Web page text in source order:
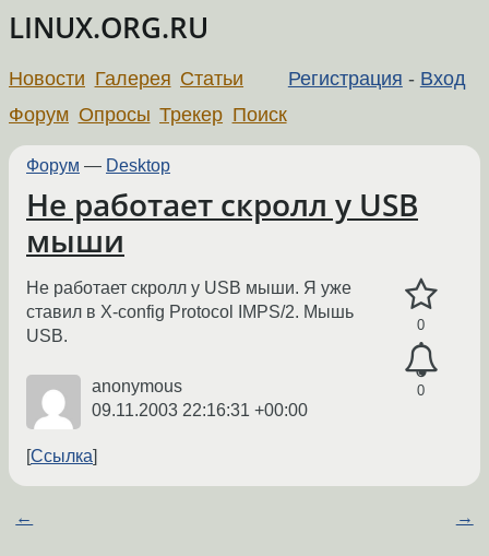
LINUX.ORG.RU
Регистрация - Вход
Новости Галерея Статьи
Форум Опросы Трекер Поиск
Форум — Desktop
Не работает скролл у USB
мыши
0
0
Не работает скролл у USB мыши. Я уже
ставил в X-config Protocol IMPS/2. Мышь
USB.
anonymous
09.11.2003 22:16:31 +00:00
Ссылка
← →